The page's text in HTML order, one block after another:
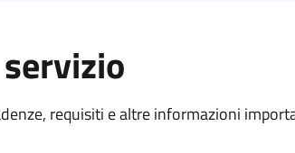
requisiti e altre informazioni